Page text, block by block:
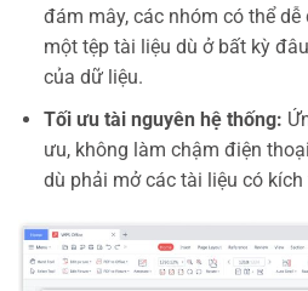
đám mây, các nhóm có thể
một tệp tài liệu dù ở bất kỳ
của dữ liệu.
Tối ưu tài nguyên hệ thống:
ưu, không làm chậm điện
dù phải mở các tài liệu có